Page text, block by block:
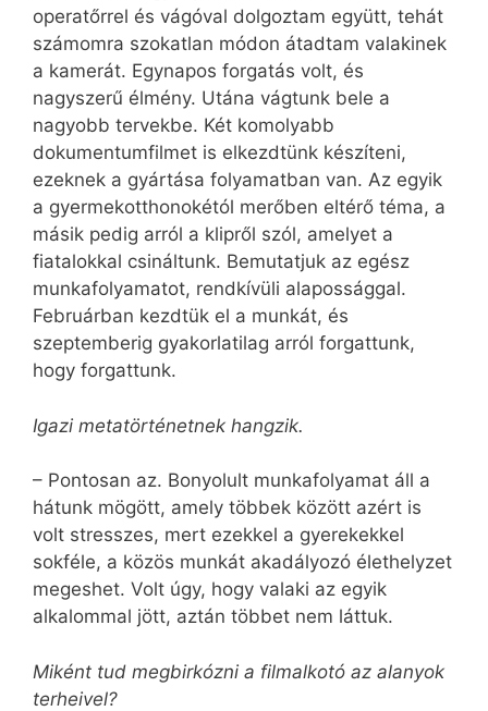
operatőrrel és vágóval dolgoztam együtt, tehát
számomra szokatlan módon átadtam valakinek
a kamerát. Egynapos forgatás volt, és
nagyszerű élmény. Utána vágtunk bele a
nagyobb tervekbe. Két komolyabb
dokumentumfilmet is elkezdtünk készíteni,
ezeknek a gyártása folyamatban van. Az egyik
a gyermekotthonokétól merőben eltérő téma, a
másik pedig arról a klipről szól, amelyet a
fiatalokkal csináltunk. Bemutatjuk az egész
munkafolyamatot, rendkívüli alapossággal.
Februárban kezdtük el a munkát, és
szeptemberig gyakorlatilag arról forgattunk,
hogy forgattunk.
Igazi metatörténetnek hangzik.
– Pontosan az. Bonyolult munkafolyamat áll a
hátunk mögött, amely többek között azért is
volt stresszes, mert ezekkel a gyerekekkel
sokféle, a közös munkát akadályozó élethelyzet
megeshet. Volt úgy, hogy valaki az egyik
alkalommal jött, aztán többet nem láttuk.
Miként tud megbirkózni a filmalkotó az alanyok
terheivel?